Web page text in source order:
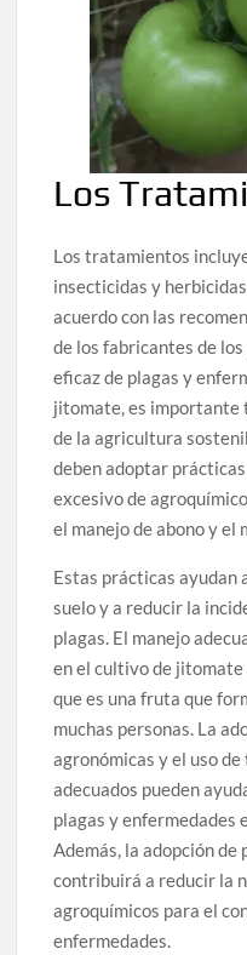
Los
Los tratamientos
insecticidas y
acuerdo con las
de los fabricantes de
eficaz de plagas y
jitomate, es importante
de la agricultura
deben adoptar
excesivo de
el manejo de abono y el
Estas prácticas ayudan
suelo y a reducir la
plagas. El manejo
en el cultivo de
que es una fruta que
muchas personas. La
agronómicas y el uso
adecuados pueden
plagas y enfermedades
Además, la adopción
contribuirá a reducir la
agroquímicos para el
enfermedades.